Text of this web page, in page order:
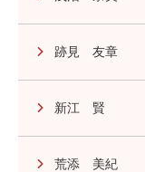
跡見 友章
新江 賢
荒添 美紀